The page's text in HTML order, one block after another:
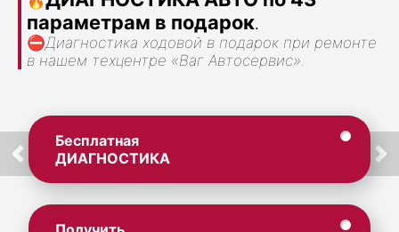
параметрам в подарок.
⛔Диагностика ходовой в подарок при ремонте
в нашем техцентре «Ваг Автосервис».
Бесплатная
ДИАГНОСТИКА